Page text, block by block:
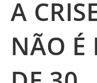
A
NÃO É